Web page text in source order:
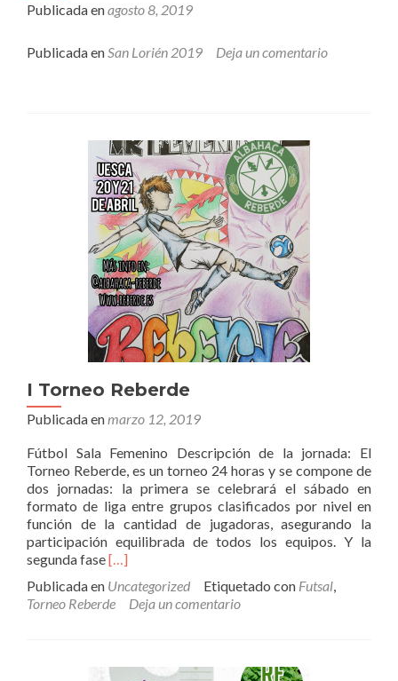
Publicada enagosto 8, 2019
Publicada enSan Lorién 2019 Deja un comentario
I Torneo Reberde
Publicada enmarzo 12, 2019
Fútbol Sala Femenino Descripción de la jornada: El
Torneo Reberde, es un torneo 24 horas y se compone de
dos jornadas: la primera se celebrará el sábado en
formato de liga entre grupos clasificados por nivel en
función de la cantidad de jugadoras, asegurando la
participación equilibrada de todos los equipos. Y la
segunda faseLeer
Torneo
Reberde
[…]
Publicada en Uncategorized Etiquetado con Futsal,
Torneo Reberde
Deja un comentario